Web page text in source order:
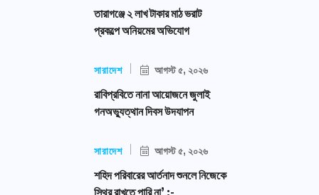
তারাগঞ্জে ২ লাখ টাকার মাঠ ভরাট
প্রকল্পে অনিয়মের অভিযোগ
সারাদেশ আগস্ট ৫, ২০২৬
রাবিপ্রবিতে নানা আয়োজনে জুলাই
গনঅভ্যুত্থান দিবস উদযাপন
সারাদেশ আগস্ট ৫, ২০২৬
শহিদ পরিবারের আর্তনাদ শুনলে নিজেকে